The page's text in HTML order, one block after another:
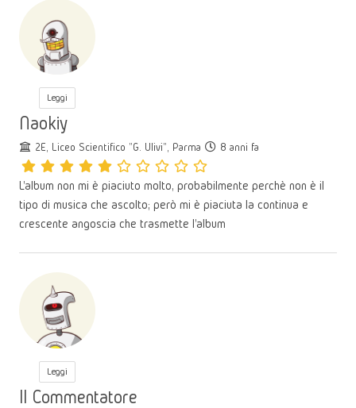
Leggi
Naokiy
2E, Liceo Scientifico "G. Ulivi", Parma 8 anni fa
L'album non mi è piaciuto molto, probabilmente perchè non è il
tipo di musica che ascolto; però mi è piaciuta la continua e
crescente angoscia che trasmette l'album
Leggi
Il Commentatore